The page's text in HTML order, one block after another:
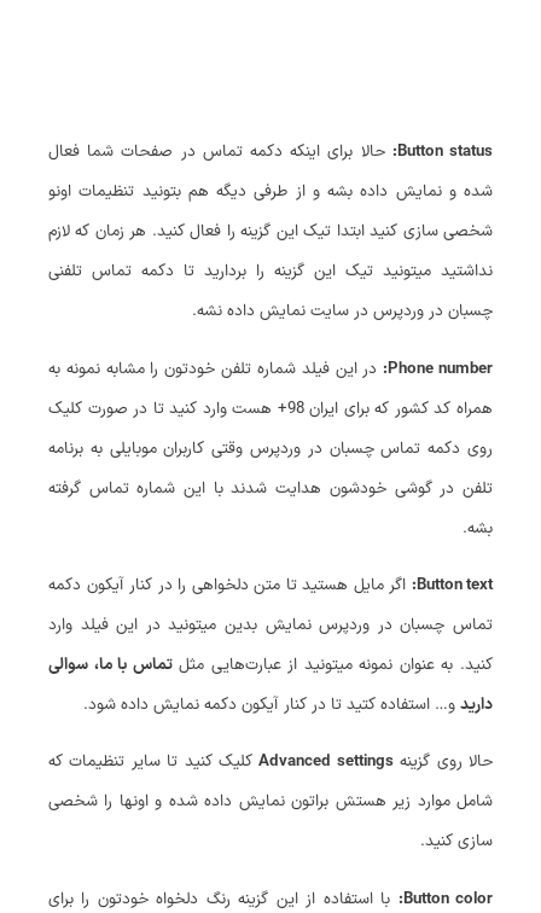
Button status: حالا برای اینکه دکمه تماس در صفحات شما فعال
شده و نمایش داده بشه و از طرفی دیگه هم بتونید تنظیمات اونو
شخصی سازی کنید ابتدا تیک این گزینه را فعال کنید. هر زمان که لازم
نداشتید میتونید تیک این گزینه را بردارید تا دکمه تماس تلفنی
چسبان در وردپرس در سایت نمایش داده نشه.
Phone number: در این فیلد شماره تلفن خودتون را مشابه نمونه به
همراه کد کشور که برای ایران 98+ هست وارد کنید تا در صورت کلیک
روی دکمه تماس چسبان در وردپرس وقتی کاربران موبایلی به برنامه
تلفن در گوشی خودشون هدایت شدند با این شماره تماس گرفته
بشه.
Button text: اگر مایل هستید تا متن دلخواهی را در کنار آیکون دکمه
تماس چسبان در وردپرس نمایش بدین میتونید در این فیلد وارد
کنید. به عنوان نمونه میتونید از عبارت‌هایی مثلتماس با ما، سوالی
دارید و… استفاده کتید تا در کنار آیکون دکمه نمایش داده شود.
حالا روی گزینهAdvanced settingsکلیک کنید تا سایر تنظیمات که
شامل موارد زیر هستش براتون نمایش داده شده و اونها را شخصی
سازی کنید.
Button color: با استفاده از این گزینه رنگ دلخواه خودتون را برای